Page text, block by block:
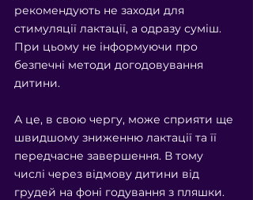
рекомендують не заходи для
стимуляції лактації, а одразу суміш.
При цьому не інформуючи про
безпечні методи догодовування
дитини.
А це, в свою чергу, може сприяти ще
швидшому зниженню лактації та її
передчасне завершення. В тому
числі через відмову дитини від
грудей на фоні годування з пляшки.